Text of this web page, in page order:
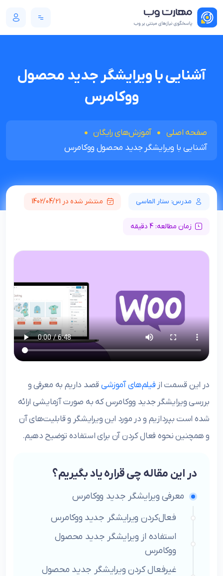
آشنایی با ویرایشگر جدید محصول
ووکامرس
صفحه اصلی
آموزش‌های رایگان
آشنایی با ویرایشگر جدید محصول ووکامرس
مدرس: ستار الماسی منتشر شده در 1402/04/21
زمان مطالعه: 4 دقیقه
در این قسمت از فیلم‌های آموزشی قصد داریم به معرفی و
بررسی ویرایشگر جدید ووکامرس که به صورت آزمایشی ارائه
شده است بپردازیم و در مورد این ویرایشگر و قابلیت‌های آن
و همچنین نحوه فعال کردن آن برای استفاده توضیح دهیم.
در این مقاله چی قراره یاد بگیریم؟
معرفی ویرایشگر جدید ووکامرس
فعال‌کردن ویرایشگر جدید ووکامرس
استفاده از ویرایشگر جدید محصول
ووکامرس
غیرفعال کردن ویرایشگر جدید محصول